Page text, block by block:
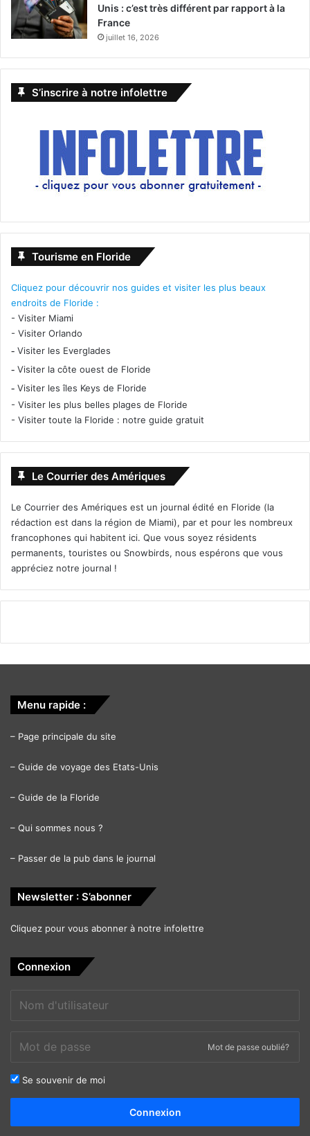
Unis : c’est très différent par rapport à la
France
juillet 16, 2026
S’inscrire à notre infolettre
Tourisme en Floride
Cliquez pour découvrir nos guides et visiter les plus beaux
endroits de Floride :
- Visiter Miami
- Visiter Orlando
- Visiter les Everglades
- Visiter la côte ouest de Floride
- Visiter les îles Keys de Floride
- Visiter les plus belles plages de Floride
- Visiter toute la Floride : notre guide gratuit
Le Courrier des Amériques
Le Courrier des Amériques est un journal édité en Floride (la
rédaction est dans la région de Miami), par et pour les nombreux
francophones qui habitent ici. Que vous soyez résidents
permanents, touristes ou Snowbirds, nous espérons que vous
appréciez notre journal !
Menu rapide :
– Page principale du site
– Guide de voyage des Etats-Unis
– Guide de la Floride
– Qui sommes nous ?
– Passer de la pub dans le journal
Newsletter : S’abonner
Cliquez pour vous abonner à notre infolettre
Connexion
Mot de passe oublié?
Se souvenir de moi
Connexion